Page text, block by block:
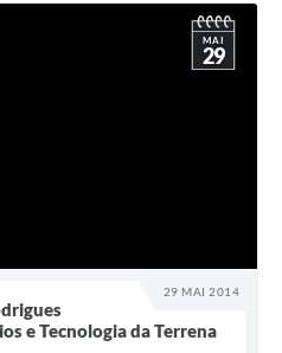
29 MAI 2014
MAI
29
e Tecnologia da Terrena